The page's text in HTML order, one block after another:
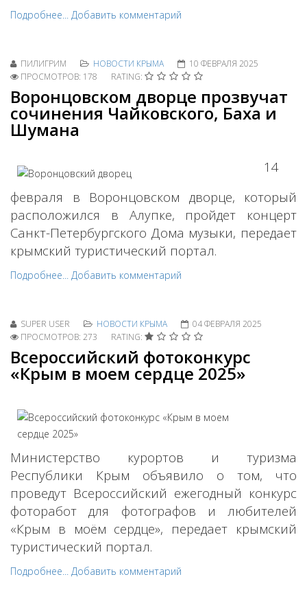
Подробнее... Добавить комментарий
ПИЛИГРИМ НОВОСТИ КРЫМА
10 ФЕВРАЛЯ 2025
ПРОСМОТРОВ: 178
RATING:
Воронцовском дворце прозвучат
сочинения Чайковского, Баха и
Шумана
14
февраля в Воронцовском дворце, который
расположился в Алупке, пройдет концерт
Санкт-Петербургского Дома музыки, передает
крымский туристический портал.
Подробнее... Добавить комментарий
SUPER USER НОВОСТИ КРЫМА
04 ФЕВРАЛЯ 2025
ПРОСМОТРОВ: 273
RATING:
Всероссийский фотоконкурс
«Крым в моем сердце 2025»
Министерство курортов и туризма
Республики Крым объявило о том, что
проведут Всероссийский ежегодный конкурс
фоторабот для фотографов и любителей
«Крым в моём сердце», передает крымский
туристический портал.
Подробнее... Добавить комментарий